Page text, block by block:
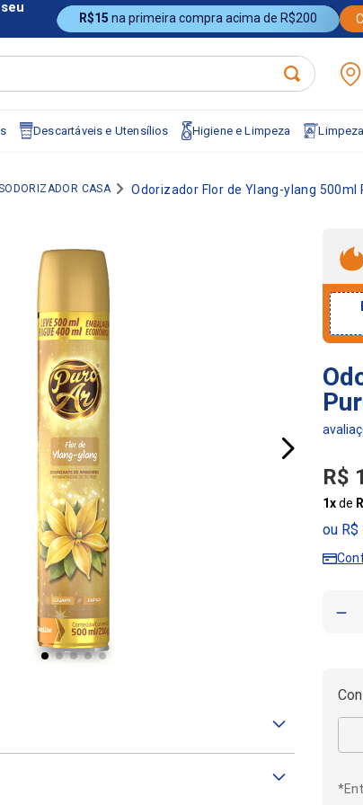
R$15 na primeira compra acima de R$200
Descartáveis e Utensílios Higiene e Limpeza
CASA Odorizador Flor de Ylang-ylang 500ml
R$
1xde
ou R$
－